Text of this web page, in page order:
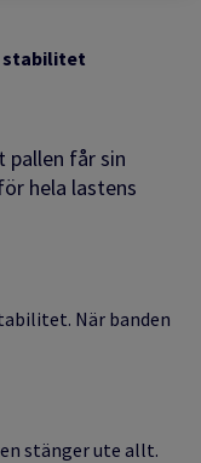
stabilitet
pallen får sin
hela lastens
När banden
stänger ute allt.